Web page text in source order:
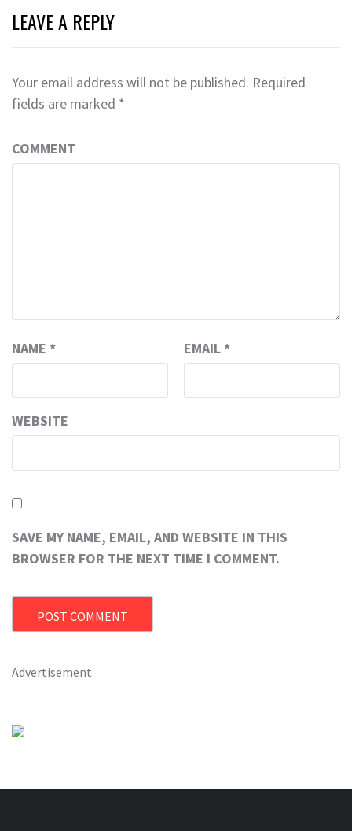
LEAVE A REPLY
Your email address will not be published. Required
fields are marked *
COMMENT
NAME * EMAIL *
WEBSITE
SAVE MY NAME, EMAIL, AND WEBSITE IN THIS
BROWSER FOR THE NEXT TIME I COMMENT.
Advertisement